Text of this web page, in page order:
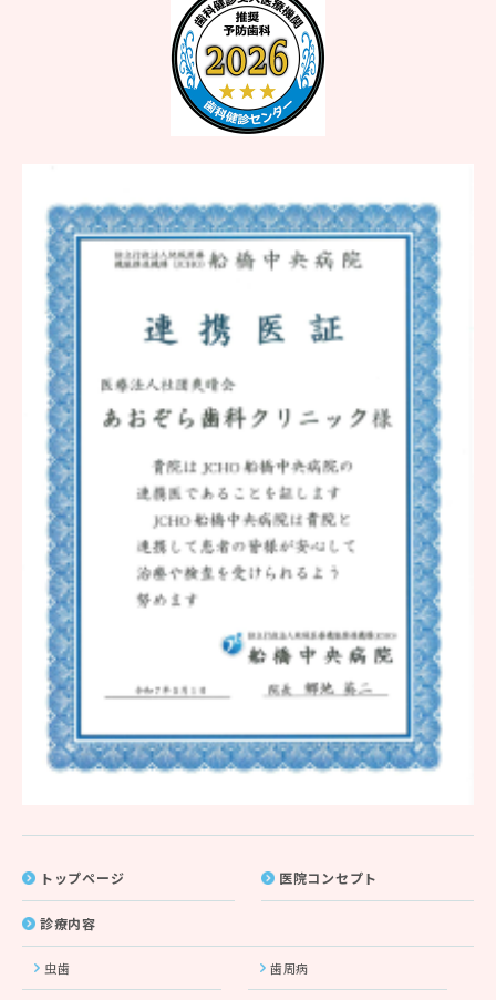
トップページ 医院コンセプト
診療内容
虫歯 歯周病